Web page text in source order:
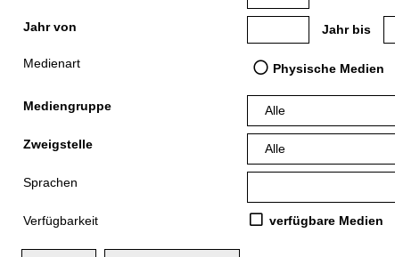
Jahr von Medien anzeigen, die
Jahr bis
Medienart Physische Medien
Mediengruppe
Zweigstelle
Sprachen
Verfügbarkeit verfügbare Medien